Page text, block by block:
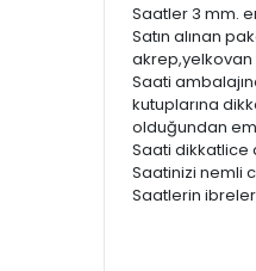
Saatler 3 mm.
Satın alınan
akrep,yelkovan
Saati
kutuplarına
olduğundan
Saati dikkatlice
Saatinizi nemli
Saatlerin